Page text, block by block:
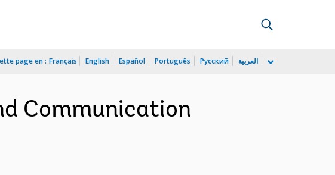
page en : Français English Español Português Русский العربية
Communication